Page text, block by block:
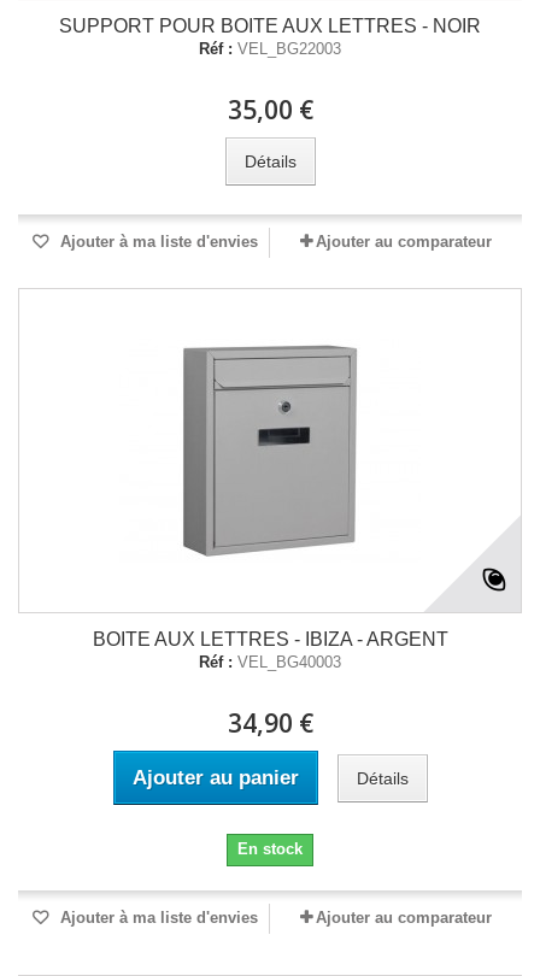
SUPPORT POUR BOITE AUX LETTRES - NOIR
Réf : VEL_BG22003
35,00 €
Détails
Ajouter à ma liste d'envies Ajouter au comparateur
BOITE AUX LETTRES - IBIZA - ARGENT
Réf : VEL_BG40003
34,90 €
Ajouter au panier Détails
En stock
Ajouter à ma liste d'envies Ajouter au comparateur